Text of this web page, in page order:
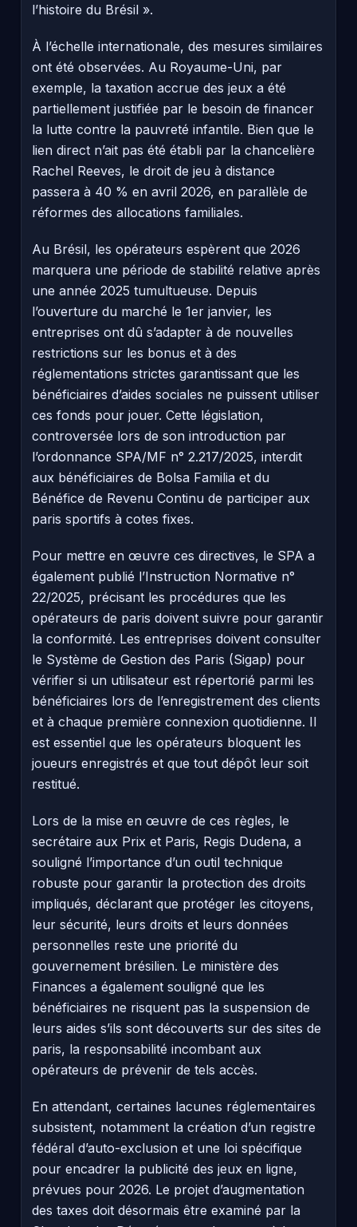
l’histoire du Brésil ».
À l’échelle internationale, des mesures similaires
ont été observées. Au Royaume-Uni, par
exemple, la taxation accrue des jeux a été
partiellement justifiée par le besoin de financer
la lutte contre la pauvreté infantile. Bien que le
lien direct n’ait pas été établi par la chancelière
Rachel Reeves, le droit de jeu à distance
passera à 40 % en avril 2026, en parallèle de
réformes des allocations familiales.
Au Brésil, les opérateurs espèrent que 2026
marquera une période de stabilité relative après
une année 2025 tumultueuse. Depuis
l’ouverture du marché le 1er janvier, les
entreprises ont dû s’adapter à de nouvelles
restrictions sur les bonus et à des
réglementations strictes garantissant que les
bénéficiaires d’aides sociales ne puissent utiliser
ces fonds pour jouer. Cette législation,
controversée lors de son introduction par
l’ordonnance SPA/MF n° 2.217/2025, interdit
aux bénéficiaires de Bolsa Familia et du
Bénéfice de Revenu Continu de participer aux
paris sportifs à cotes fixes.
Pour mettre en œuvre ces directives, le SPA a
également publié l’Instruction Normative n°
22/2025, précisant les procédures que les
opérateurs de paris doivent suivre pour garantir
la conformité. Les entreprises doivent consulter
le Système de Gestion des Paris (Sigap) pour
vérifier si un utilisateur est répertorié parmi les
bénéficiaires lors de l’enregistrement des clients
et à chaque première connexion quotidienne. Il
est essentiel que les opérateurs bloquent les
joueurs enregistrés et que tout dépôt leur soit
restitué.
Lors de la mise en œuvre de ces règles, le
secrétaire aux Prix et Paris, Regis Dudena, a
souligné l’importance d’un outil technique
robuste pour garantir la protection des droits
impliqués, déclarant que protéger les citoyens,
leur sécurité, leurs droits et leurs données
personnelles reste une priorité du
gouvernement brésilien. Le ministère des
Finances a également souligné que les
bénéficiaires ne risquent pas la suspension de
leurs aides s’ils sont découverts sur des sites de
paris, la responsabilité incombant aux
opérateurs de prévenir de tels accès.
En attendant, certaines lacunes réglementaires
subsistent, notamment la création d’un registre
fédéral d’auto-exclusion et une loi spécifique
pour encadrer la publicité des jeux en ligne,
prévues pour 2026. Le projet d’augmentation
des taxes doit désormais être examiné par la